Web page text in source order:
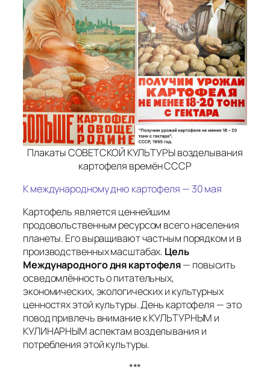
Плакаты СОВЕТСКОЙ КУЛЬТУРЫ возделывания
картофеля времён СССР
К международному дню картофеля — 30 мая
Картофель является ценнейшим
продовольственным ресурсом всего населения
планеты. Его выращивают частным порядком и в
производственных масштабах. Цель
Международного дня картофеля— повысить
осведомлённость о питательных,
экономических, экологических и культурных
ценностях этой культуры. День картофеля — это
повод привлечь внимание к КУЛЬТУРНЫМ и
КУЛИНАРНЫМ аспектам возделывания и
потребления этой культуры.
***